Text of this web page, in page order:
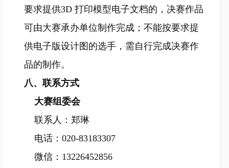
要求提供3D 打印模型电子文档的，决赛作品
可由大赛承办单位制作完成；不能按要求提
供电子版设计图的选手，需自行完成决赛作
品的制作。
八、联系方式
大赛组委会
联系人：郑琳
电话：020-83183307
微信：13226452856